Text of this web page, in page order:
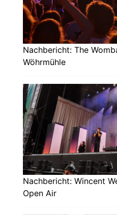
Nachbericht: The
Wöhrmühle
Nachbericht: Wincent
Open Air